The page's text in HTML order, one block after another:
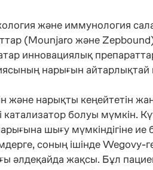
және иммунология
(Mounjaro және
инновациялық
нарығын айтарлықтай
және нарықты кеңейтетін
болуы мүмкін.
шығу мүмкіндігіне ие
соның ішінде Wegovy-
әлдеқайда жақсы. Бұл